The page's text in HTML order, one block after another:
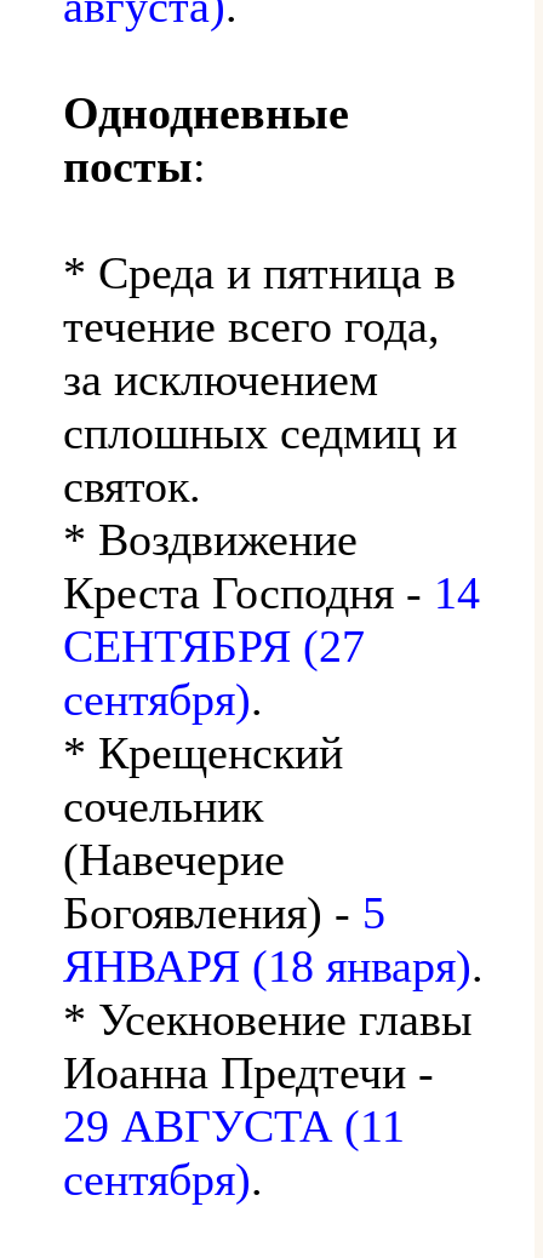
Однодневные
посты:
* Среда и пятница в
течение всего года,
за исключением
сплошных седмиц и
святок.
* Воздвижение
Креста Господня - 14
СЕНТЯБРЯ (27
сентября).
* Крещенский
сочельник
(Навечерие
Богоявления) - 5
ЯНВАРЯ (18 января).
* Усекновение главы
Иоанна Предтечи -
29 АВГУСТА (11
сентября).